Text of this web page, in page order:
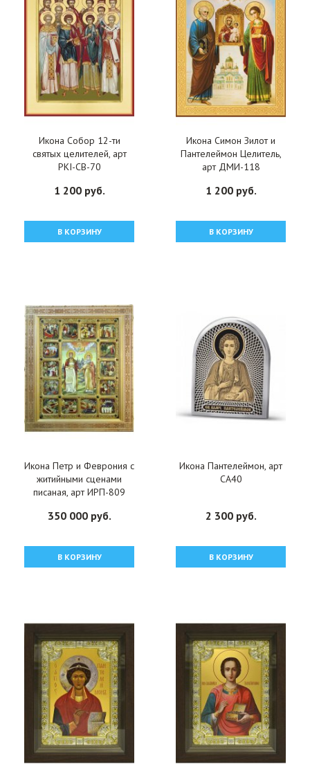
Икона Собор 12-ти
святых целителей, арт
PKI-СВ-70
1 200 руб.
В КОРЗИНУ
Икона Симон Зилот и
Пантелеймон Целитель,
арт ДМИ-118
1 200 руб.
В КОРЗИНУ
Икона Петр и Феврония с
житийными сценами
писаная, арт ИРП-809
350 000 руб.
В КОРЗИНУ
Икона Пантелеймон, арт
СА40
2 300 руб.
В КОРЗИНУ